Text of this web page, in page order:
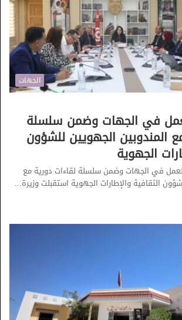
الجهات
في الجهات وضمن سلسلة
المندوبين الجهويين للشؤون
الجهوية
في الجهات وضمن سلسلة لقاءات دورية مع
الثقافية والإطارات الجهوية استقبلت وزيرة…